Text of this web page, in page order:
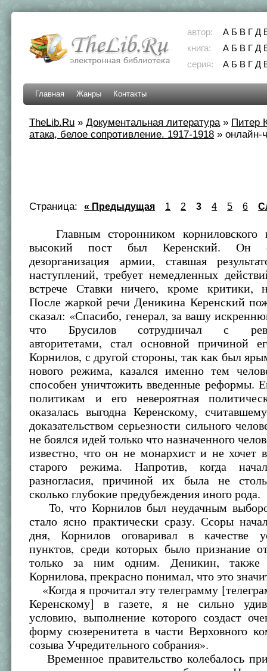
автор: А Б В Г Д
книга:
А Б В Г Д
серия:
А Б В Г Д
Главная Жанры Контакты
TheLib.Ru »Документальная литература» Питер
атака, белое сопротивление. 1917-1918 »онлайн-
Страница: « Предыдущая 1 2 3 4 5 6
Главным сторонником корниловского
высокий пост был Керенский. Он
дезорганизация армии, ставшая
наступлений, требует немедленных
встрече Ставки ничего, кроме критики,
После жаркой речи Деникина Керенский
сказал: «Спасибо, генерал, за вашу
что Брусилов сотрудничал с
авторитетами, стал основной причиной
Корнилов, с другой стороны, так как был
нового режима, казался именно тем
способен уничтожить введенные реформы.
политикам и его невероятная
оказалась выгодна Керенскому,
доказательством серьезности сильного
не боялся идей только что назначенного
известно, что он не монархист и не хочет
старого режима. Напротив, когда
разногласия, причиной их была не
сколько глубокие предубеждения иного рода.
То, что Корнилов был неудачным
стало ясно практически сразу. Ссоры
дня, Корнилов оговаривал в качестве
пунктов, среди которых было признание
только за ним одним. Деникин, также
Корнилова, прекрасно понимал, что это
«Когда я прочитал эту телеграмму
Керенскому] в газете, я не сильно
условию, выполнение которого создаст
форму сюзеренитета в части Верховного
созыва Учредительного собрания».
Временное правительство колебалось